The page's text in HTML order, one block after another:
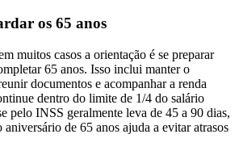
os 65 anos
muitos casos a orientação é se preparar
65 anos. Isso inclui manter o
documentos e acompanhar a renda
dentro do limite de 1/4 do salário
pelo INSS geralmente leva de 45 a 90 dias,
de 65 anos ajuda a evitar atrasos